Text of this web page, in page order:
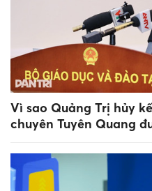
Vì sao Quảng Trị hủy
chuyên Tuyên Quang